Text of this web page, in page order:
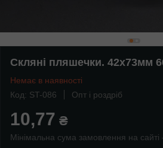
Скляні пляшечки. 42х73мм
Немає в наявності
Код: ST-086
Опт і роздріб
10,77 ₴
Мінімальна сума замовлення на